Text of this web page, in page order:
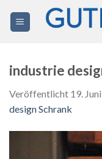
Inhalt
industrie
Veröffentlicht 19.
design Schrank